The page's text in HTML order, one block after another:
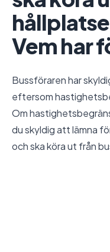
Vem har
Bussföraren har
eftersom
Om
du skyldig att lämna
och ska köra ut från